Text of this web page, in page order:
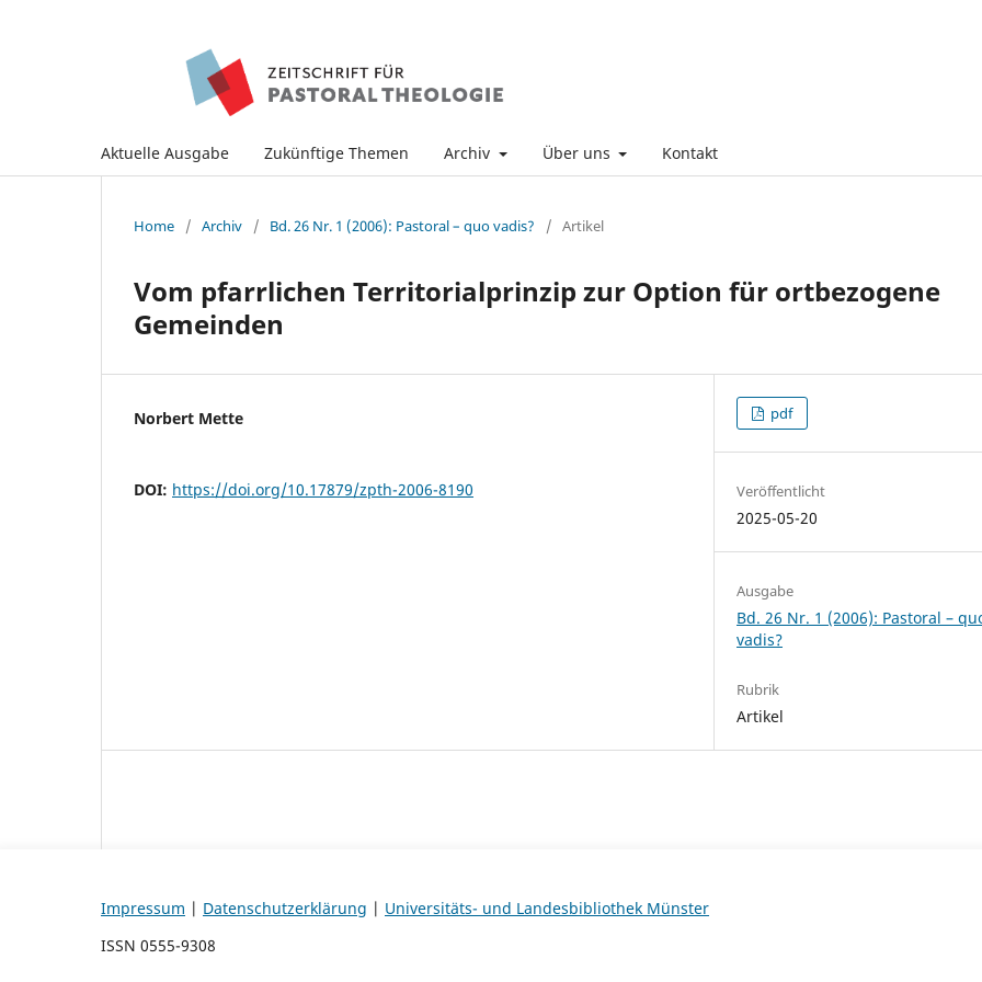
Aktuelle Ausgabe Zukünftige Themen Archiv Über uns Kontakt
Home / Archiv / Bd. 26 Nr. 1 (2006): Pastoral – quo vadis? / Artikel
Vom pfarrlichen Territorialprinzip zur Option für ortbezogene
Gemeinden
Norbert Mette
DOI: https://doi.org/10.17879/zpth-2006-8190
pdf
Veröffentlicht
2025-05-20
Ausgabe
Bd. 26 Nr. 1 (2006): Pastoral –
vadis?
Rubrik
Artikel
Impressum | Datenschutzerklärung | Universitäts- und Landesbibliothek Münster
ISSN 0555-9308